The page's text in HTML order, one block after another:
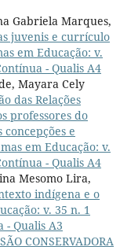
Gabriela Marques,
juvenis e currículo
em Educação: v.
- Qualis A4
Mayara Cely
das Relações
professores do
concepções e
em Educação: v.
- Qualis A4
Mesomo Lira,
indígena e o
v. 35 n. 1
- Qualis A3
CONSERVADORA